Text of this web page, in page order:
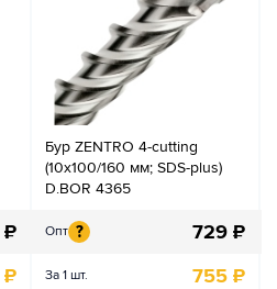
₽
₽
Бур ZENTRO 4-cutting
(10x100/160 мм; SDS-plus)
D.BOR 4365
Опт ? 729 ₽
За 1 шт. 755 ₽